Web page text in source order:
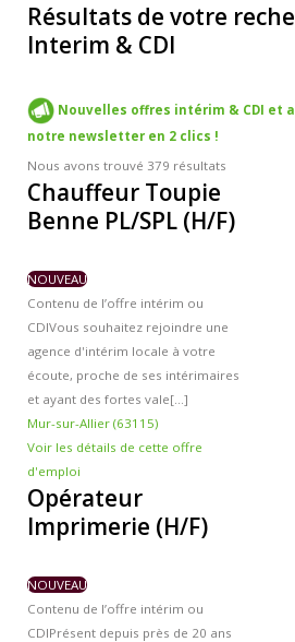
Candidats
Salariés Aprojob
Contacts et agences
Résultats de votre
Interim & CDI
Nouvelles offres intérim & CDI et
notre newsletter en 2 clics !
Nous avons trouvé 379 résultats
Chauffeur Toupie
Benne PL/SPL (H/F)
NOUVEAU
Contenu de l’offre intérim ou
CDIVous souhaitez rejoindre une
agence d'intérim locale à votre
écoute, proche de ses intérimaires
et ayant des fortes vale[...]
Mur-sur-Allier (63115)
Voir les détails de cette offre
d'emploi
Opérateur
Imprimerie (H/F)
NOUVEAU
Contenu de l’offre intérim ou
CDIPrésent depuis près de 20 ans